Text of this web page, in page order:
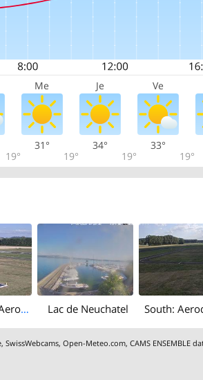
Me Je Ve
19°
31°
19°
34°
19°
33°
19°
North-east: Aerodrome Yverdon Lac de Neuchatel
,SwissWebcams,Open-Meteo.com,CAMS ENSEMBLE